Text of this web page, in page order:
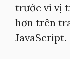
trước vì vị
hơn trên
JavaScript.